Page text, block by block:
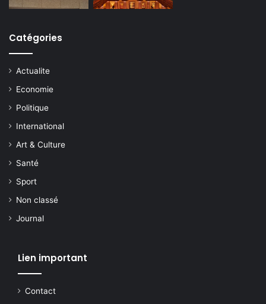
Catégories
Actualite
Economie
Politique
International
Art & Culture
Santé
Sport
Non classé
Journal
Lien important
Contact